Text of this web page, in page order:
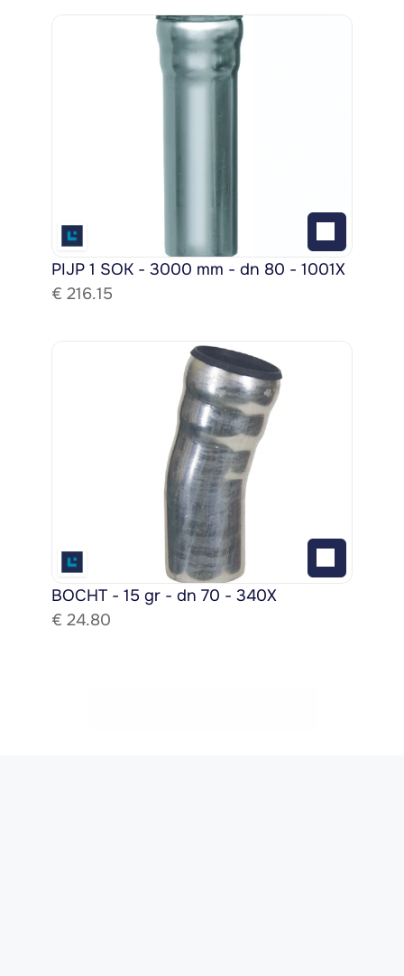
PIJP 1 SOK - 3000 mm - dn 80 - 1001X
€ 216.15
BOCHT - 15 gr - dn 70 - 340X
€ 24.80